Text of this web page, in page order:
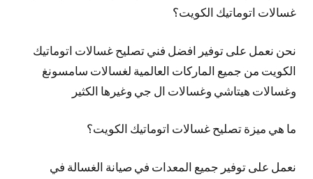
غسالات اتوماتيك الكويت؟
نحن نعمل على توفير افضل فني تصليح غسالات اتوماتيك
الكويت من جميع الماركات العالمية لغسالات سامسونغ
وغسالات هيتاشي وغسالات ال جي وغيرها الكثير
ما هي ميزة تصليح غسالات اتوماتيك الكويت؟
نعمل على توفير جميع المعدات في صيانة الغسالة في